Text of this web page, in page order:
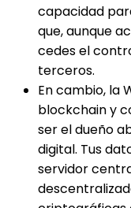
capacidad
que, aunque
cedes el
terceros.
En cambio, la
blockchain y
ser el dueño
digital. Tus
servidor